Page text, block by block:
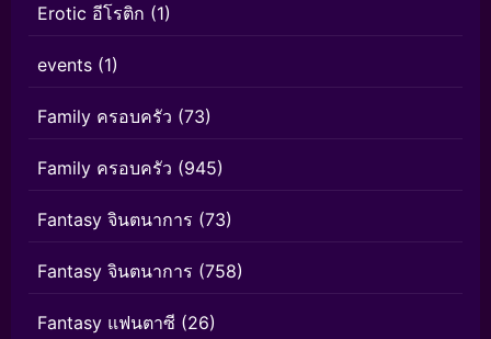
Erotic อีโรติก (1)
events (1)
Family ครอบครัว (73)
Family ครอบครัว (945)
Fantasy จินตนาการ (73)
Fantasy จินตนาการ (758)
Fantasy แฟนตาซี (26)